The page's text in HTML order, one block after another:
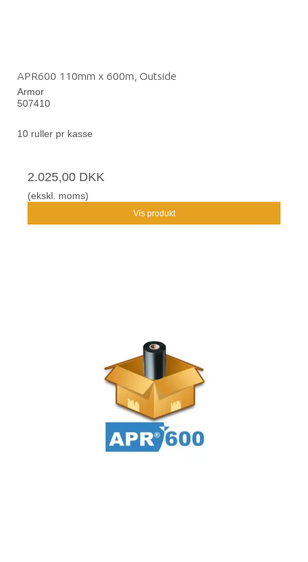
APR600 110mm x 600m, Outside
Armor
507410
10 ruller pr kasse
2.025,00 DKK
(ekskl. moms)
Vis produkt